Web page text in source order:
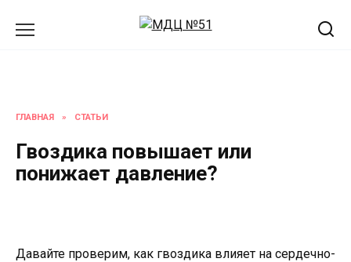
ГЛАВНАЯ » СТАТЬИ
Гвоздика повышает или
понижает давление?
Давайте проверим, как гвоздика влияет на сердечно-